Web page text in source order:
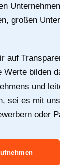
großen
auf
Werte bilden
und
sei es mit
oder